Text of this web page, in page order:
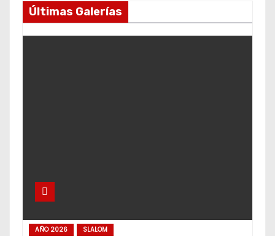
Últimas Galerías
AÑO 2026 SLALOM